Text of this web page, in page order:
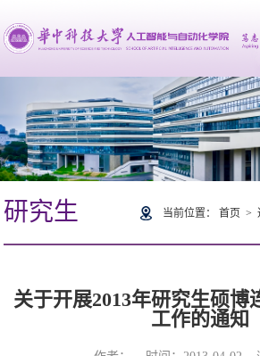
研究生 当前位置： 首页>
关于开展2013年研究生硕博
工作的通知